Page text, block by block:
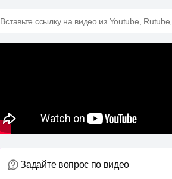
Вставьте ссылку на видео из Youtube,
Задайте вопрос по видео